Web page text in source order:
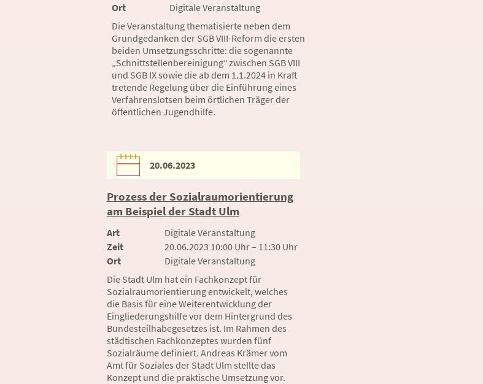
Ort
Digitale Veranstaltung
Die Veranstaltung thematisierte neben dem
Grundgedanken der SGB VIII-Reform die ersten
beiden Umsetzungsschritte: die sogenannte
„Schnittstellenbereinigung“ zwischen SGB VIII
und SGB IX sowie die ab dem 1.1.2024 in Kraft
tretende Regelung über die Einführung eines
Verfahrenslotsen beim örtlichen Träger der
öffentlichen Jugendhilfe.
20.06.2023
Prozess der Sozialraumorientierung
am Beispiel der Stadt Ulm
Art
Digitale Veranstaltung
Zeit
20.06.2023 10:00 Uhr – 11:30 Uhr
Ort
Digitale Veranstaltung
Die Stadt Ulm hat ein Fachkonzept für
Sozialraumorientierung entwickelt, welches
die Basis für eine Weiterentwicklung der
Eingliederungshilfe vor dem Hintergrund des
Bundesteilhabegesetzes ist. Im Rahmen des
städtischen Fachkonzeptes wurden fünf
Sozialräume definiert. Andreas Krämer vom
Amt für Soziales der Stadt Ulm stellte das
Konzept und die praktische Umsetzung vor.